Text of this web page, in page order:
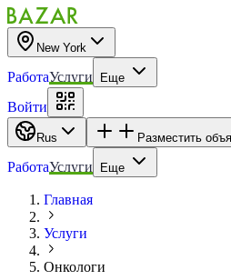
New York
РаботаУслуги Еще
Войти
Rus Разместить
РаботаУслуги Еще
Главная
Услуги
Онкологи